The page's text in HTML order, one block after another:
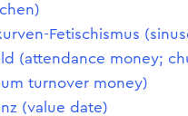
Fetischismus
(attendance money;
turnover money)
(value date)